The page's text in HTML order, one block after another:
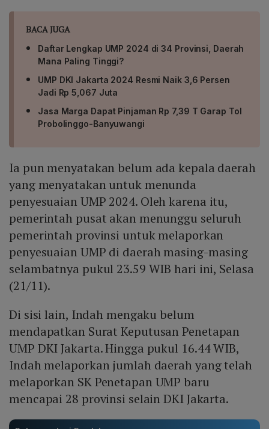
BACA JUGA
Daftar Lengkap UMP 2024 di 34 Provinsi, Daerah
Mana Paling Tinggi?
UMP DKI Jakarta 2024 Resmi Naik 3,6 Persen
Jadi Rp 5,067 Juta
Jasa Marga Dapat Pinjaman Rp 7,39 T Garap Tol
Probolinggo-Banyuwangi
Ia pun menyatakan belum ada kepala daerah
yang menyatakan untuk menunda
penyesuaian UMP 2024. Oleh karena itu,
pemerintah pusat akan menunggu seluruh
pemerintah provinsi untuk melaporkan
penyesuaian UMP di daerah masing-masing
selambatnya pukul 23.59 WIB hari ini, Selasa
(21/11).
Di sisi lain, Indah mengaku belum
mendapatkan Surat Keputusan Penetapan
UMP DKI Jakarta. Hingga pukul 16.44 WIB,
Indah melaporkan jumlah daerah yang telah
melaporkan SK Penetapan UMP baru
mencapai 28 provinsi selain DKI Jakarta.